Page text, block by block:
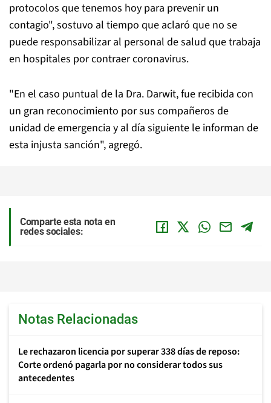
protocolos que tenemos hoy para prevenir un
contagio", sostuvo al tiempo que aclaró que no se
puede responsabilizar al personal de salud que trabaja
en hospitales por contraer coronavirus.
"En el caso puntual de la Dra. Darwit, fue recibida con
un gran reconocimiento por sus compañeros de
unidad de emergencia y al día siguiente le informan de
esta injusta sanción", agregó.
Comparte esta nota en
redes sociales:
Notas Relacionadas
Le rechazaron licencia por superar 338 días de reposo:
Corte ordenó pagarla por no considerar todos sus
antecedentes